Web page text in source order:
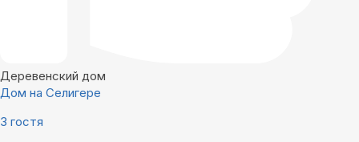
Деревенский дом
Дом на Селигере
3 гостя